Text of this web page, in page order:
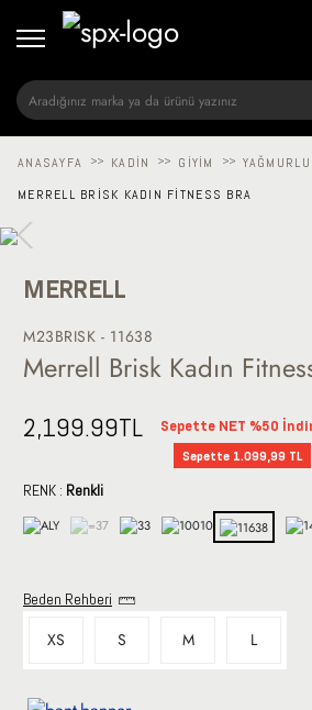
ANASAYFA >> KADIN >> GIYIM >>
MERRELL BRISK KADIN FITNESS BRA
MERRELL
M23BRISK - 11638
Merrell Brisk Kadın
2,199.99TL Sepette NET %50
Sepette 1.099,99 TL
RENK : Renkli
Beden Rehberi
XS S M L